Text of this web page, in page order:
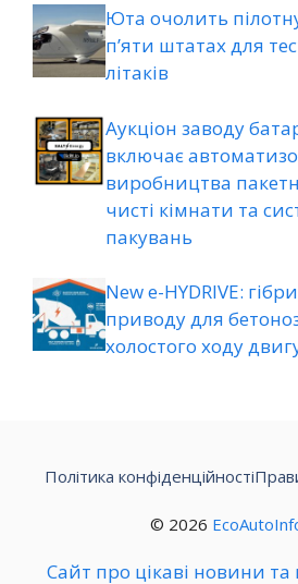
Юта очолить
п’яти штатах для
літаків
Аукціон заводу
включає
виробництва
чисті кімнати та
пакувань
New e-HYDRIVE:
приводу для
холостого ходу
© 2026
Політика конфіденційності
Сайт про цікаві новини